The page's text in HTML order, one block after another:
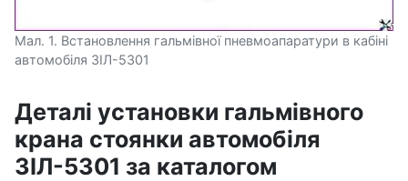
Мал. 1. Встановлення гальмівної пневмоапаратури в кабіні
автомобіля ЗІЛ-5301
Деталі установки гальмівного
крана стоянки автомобіля
ЗІЛ-5301 за каталогом